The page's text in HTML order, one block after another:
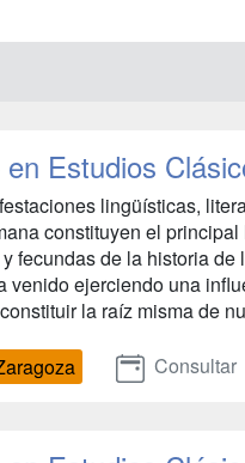
Estudios
lingüísticas,
constituyen el
fecundas de la historia
venido ejerciendo una
la raíz misma de
Consultar